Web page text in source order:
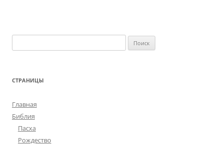
СТРАНИЦЫ
Главная
Библия
Пасха
Рождество